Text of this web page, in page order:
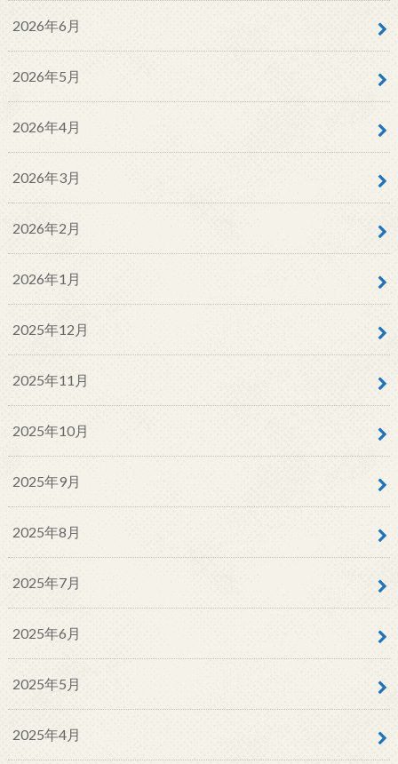
2026年6月
2026年5月
2026年4月
2026年3月
2026年2月
2026年1月
2025年12月
2025年11月
2025年10月
2025年9月
2025年8月
2025年7月
2025年6月
2025年5月
2025年4月